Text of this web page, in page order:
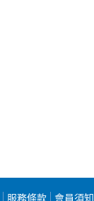
服務條款 會員須知